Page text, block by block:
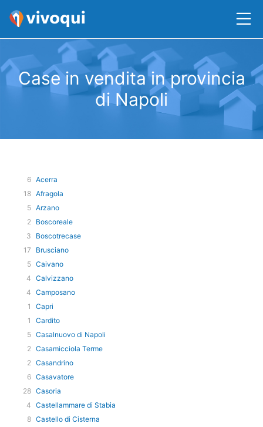
Case in vendita in provincia
di Napoli
6 Acerra
18 Afragola
5 Arzano
2 Boscoreale
3
Boscotrecase
17
Brusciano
5 Caivano
4 Calvizzano
4 Camposano
1
Capri
1
Cardito
5 Casalnuovo di Napoli
2 Casamicciola Terme
2 Casandrino
6 Casavatore
28 Casoria
4 Castellammare di Stabia
8 Castello di Cisterna